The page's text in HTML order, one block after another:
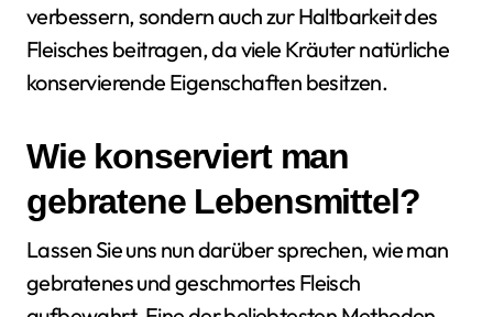
verbessern, sondern auch zur Haltbarkeit des
Fleisches beitragen, da viele Kräuter natürliche
konservierende Eigenschaften besitzen.
Wie konserviert man
gebratene Lebensmittel?
Lassen Sie uns nun darüber sprechen, wie man
gebratenes und geschmortes Fleisch